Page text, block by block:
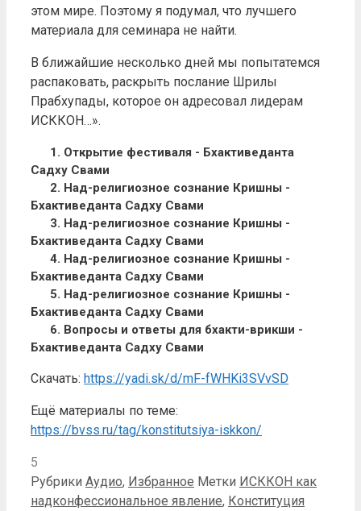
этом мире. Поэтому я подумал, что лучшего
материала для семинара не найти.
В ближайшие несколько дней мы попытатемся
распаковать, раскрыть послание Шрилы
Прабхупады, которое он адресовал лидерам
ИСККОН…».
1. Открытие фестиваля - Бхактиведанта
Садху Свами
2. Над-религиозное сознание Кришны -
Бхактиведанта Садху Свами
3. Над-религиозное сознание Кришны -
Бхактиведанта Садху Свами
4. Над-религиозное сознание Кришны -
Бхактиведанта Садху Свами
5. Над-религиозное сознание Кришны -
Бхактиведанта Садху Свами
6. Вопросы и ответы для бхакти-врикши -
Бхактиведанта Садху Свами
Скачать: https://yadi.sk/d/mF-fWHKi3SVvSD
Ещё материалы по теме:
https://bvss.ru/tag/konstitutsiya-iskkon/
5
Рубрики Аудио, Избранное Метки ИСККОН как
надконфессиональное явление, Конституция